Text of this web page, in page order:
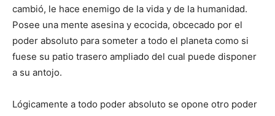
cambió, le hace enemigo de la vida y de la humanidad.
Posee una mente asesina y ecocida, obcecado por el
poder absoluto para someter a todo el planeta como si
fuese su patio trasero ampliado del cual puede disponer
a su antojo.
Lógicamente a todo poder absoluto se opone otro poder